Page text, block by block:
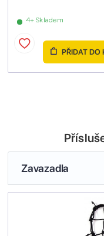
4+ Skladem
PŘIDAT DO
Zavazadla